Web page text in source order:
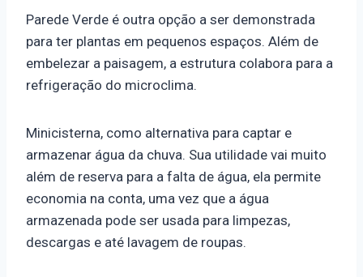
Parede Verde é outra opção a ser demonstrada
para ter plantas em pequenos espaços. Além de
embelezar a paisagem, a estrutura colabora para a
refrigeração do microclima.
Minicisterna, como alternativa para captar e
armazenar água da chuva. Sua utilidade vai muito
além de reserva para a falta de água, ela permite
economia na conta, uma vez que a água
armazenada pode ser usada para limpezas,
descargas e até lavagem de roupas.